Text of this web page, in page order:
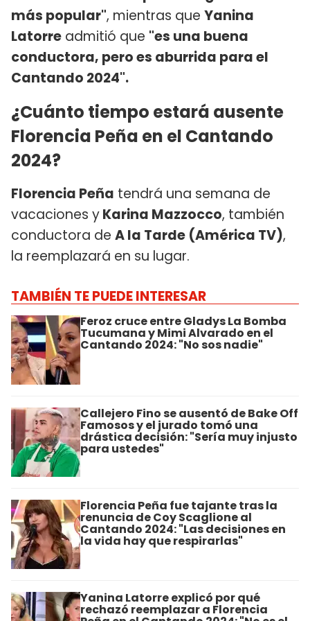
más popular", mientras que Yanina
Latorre admitió que "es una buena
conductora, pero es aburrida para el
Cantando 2024".
¿Cuánto tiempo estará ausente
Florencia Peña en el Cantando
2024?
Florencia Peña tendrá una semana de
vacaciones yKarina Mazzocco, también
conductora de A la Tarde (América TV),
la reemplazará en su lugar.
TAMBIÉN TE PUEDE INTERESAR
Feroz cruce entre Gladys La Bomba
Tucumana y Mimi Alvarado en el
Cantando 2024: "No sos nadie"
Callejero Fino se ausentó de Bake Off
Famosos y el jurado tomó una
drástica decisión: "Sería muy injusto
para ustedes"
Florencia Peña fue tajante tras la
renuncia de Coy Scaglione al
Cantando 2024: "Las decisiones en
la vida hay que respirarlas"
Yanina Latorre explicó por qué
rechazó reemplazar a Florencia